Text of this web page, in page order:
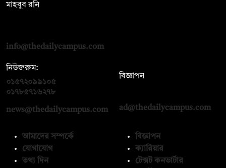
মাহবুব রনি
info@thedailycampus.com
নিউজরুম:
০১৫৭২০৯৯১০৫
০১৭৮৫৭১৬২৭৮
news@thedailycampus.com
বিজ্ঞাপন
ad@thedailycampus.com
আমাদের সম্পর্কে
যোগাযোগ
তথ্য দিন
বিজ্ঞাপন
ক্যারিয়ার
টেক্সট কনভার্টার